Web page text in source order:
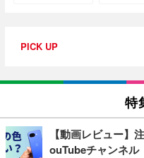
PICK UP
特
【動画レビュー】
ouTubeチャンネル